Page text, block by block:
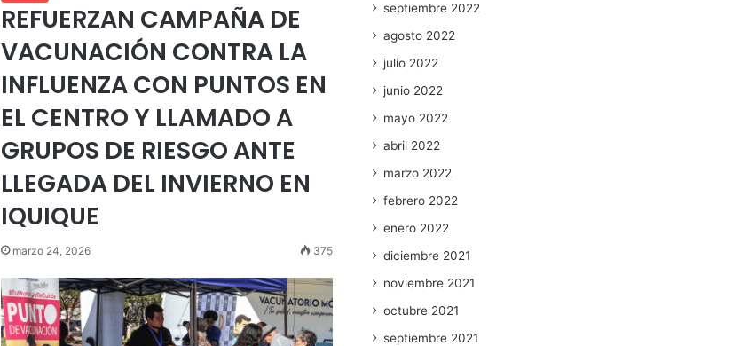
REFUERZAN CAMPAÑA DE
VACUNACIÓN CONTRA LA
INFLUENZA CON PUNTOS EN
EL CENTRO Y LLAMADO A
GRUPOS DE RIESGO ANTE
LLEGADA DEL INVIERNO EN
IQUIQUE
marzo 24, 2026 375
septiembre 2022
agosto 2022
julio 2022
junio 2022
mayo 2022
abril 2022
marzo 2022
febrero 2022
enero 2022
diciembre 2021
noviembre 2021
octubre 2021
septiembre 2021